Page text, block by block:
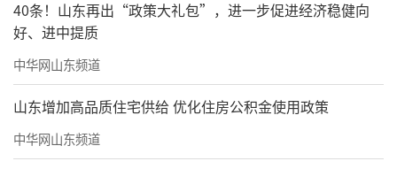
40条！山东再出“政策大礼包”，进一步促进经济稳健向
好、进中提质
中华网山东频道
山东增加高品质住宅供给 优化住房公积金使用政策
中华网山东频道